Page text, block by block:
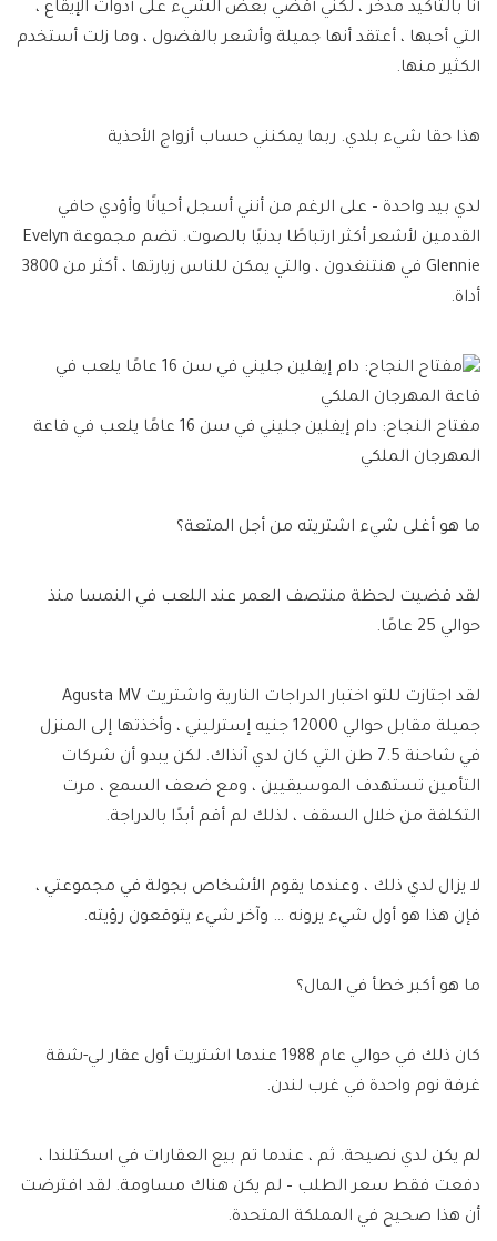
أنا بالتأكيد مدخر ، لكني أقضي بعض الشيء على أدوات الإيقاع ،
التي أحبها ، أعتقد أنها جميلة وأشعر بالفضول ، وما زلت أستخدم
الكثير منها.
هذا حقا شيء بلدي. ربما يمكنني حساب أزواج الأحذية
لدي بيد واحدة – على الرغم من أنني أسجل أحيانًا وأؤدي حافي
القدمين لأشعر أكثر ارتباطًا بدنيًا بالصوت. تضم مجموعة Evelyn
Glennie في هنتنغدون ، والتي يمكن للناس زيارتها ، أكثر من 3800
أداة.
مفتاح النجاح: دام إيفلين جليني في سن 16 عامًا يلعب في قاعة
المهرجان الملكي
ما هو أغلى شيء اشتريته من أجل المتعة؟
لقد قضيت لحظة منتصف العمر عند اللعب في النمسا منذ
حوالي 25 عامًا.
لقد اجتازت للتو اختبار الدراجات النارية واشتريت Agusta MV
جميلة مقابل حوالي 12000 جنيه إسترليني ، وأخذتها إلى المنزل
في شاحنة 7.5 طن التي كان لدي آنذاك. لكن يبدو أن شركات
التأمين تستهدف الموسيقيين ، ومع ضعف السمع ، مرت
التكلفة من خلال السقف ، لذلك لم أقم أبدًا بالدراجة.
لا يزال لدي ذلك ، وعندما يقوم الأشخاص بجولة في مجموعتي ،
فإن هذا هو أول شيء يرونه … وآخر شيء يتوقعون رؤيته.
ما هو أكبر خطأ في المال؟
كان ذلك في حوالي عام 1988 عندما اشتريت أول عقار لي-شقة
غرفة نوم واحدة في غرب لندن.
لم يكن لدي نصيحة. ثم ، عندما تم بيع العقارات في اسكتلندا ،
دفعت فقط سعر الطلب – لم يكن هناك مساومة. لقد افترضت
أن هذا صحيح في المملكة المتحدة.